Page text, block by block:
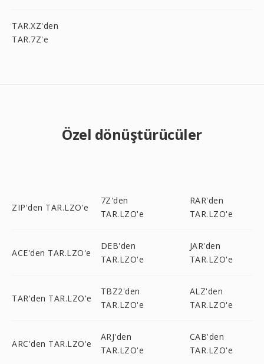
TAR.XZ'den
TAR.7Z'e
Özel dönüştürücüler
ZIP'den TAR.LZO'e
7Z'den
TAR.LZO'e
RAR'den
TAR.LZO'e
ACE'den TAR.LZO'e
DEB'den
TAR.LZO'e
JAR'den
TAR.LZO'e
TAR'den TAR.LZO'e
TBZ2'den
TAR.LZO'e
ALZ'den
TAR.LZO'e
ARC'den TAR.LZO'e
ARJ'den
TAR.LZO'e
CAB'den
TAR.LZO'e